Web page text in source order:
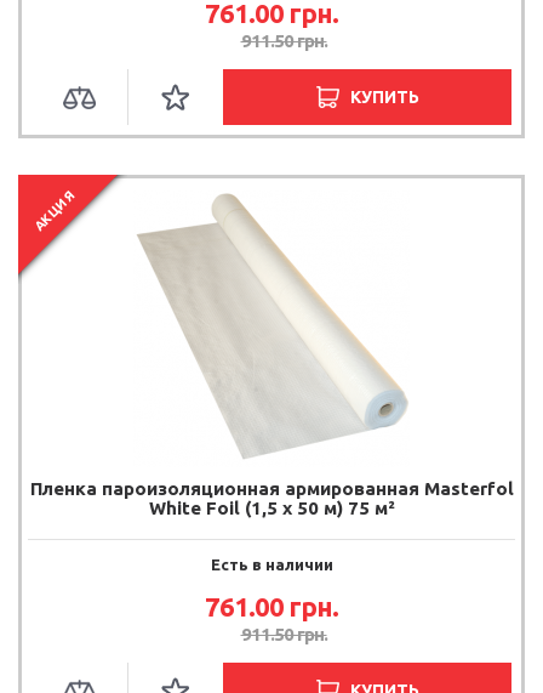
761.00 грн.
911.50 грн.
КУПИТЬ
АКЦИЯ
Пленка пароизоляционная армированная Masterfol
White Foil (1,5 х 50 м) 75 м²
Есть в наличии
761.00 грн.
911.50 грн.